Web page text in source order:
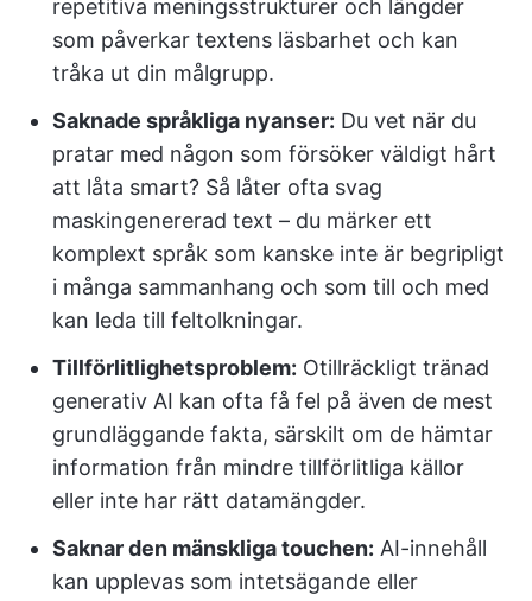
repetitiva meningsstrukturer och längder
som påverkar textens läsbarhet och kan
tråka ut din målgrupp.
Saknade språkliga nyanser: Du vet när du
pratar med någon som försöker väldigt hårt
att låta smart? Så låter ofta svag
maskingenererad text – du märker ett
komplext språk som kanske inte är begripligt
i många sammanhang och som till och med
kan leda till feltolkningar.
Tillförlitlighetsproblem: Otillräckligt tränad
generativ AI kan ofta få fel på även de mest
grundläggande fakta, särskilt om de hämtar
information från mindre tillförlitliga källor
eller inte har rätt datamängder.
Saknar den mänskliga touchen: AI-innehåll
kan upplevas som intetsägande eller